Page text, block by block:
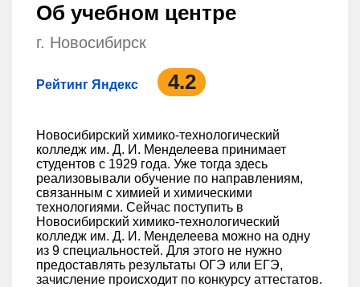
Об учебном центре
г. Новосибирск
Рейтинг Яндекс 4.2
Новосибирский химико-технологический
колледж им. Д. И. Менделеева принимает
студентов с 1929 года. Уже тогда здесь
реализовывали обучение по направлениям,
связанным с химией и химическими
технологиями. Сейчас поступить в
Новосибирский химико-технологический
колледж им. Д. И. Менделеева можно на одну
из 9 специальностей. Для этого не нужно
предоставлять результаты ОГЭ или ЕГЭ,
зачисление происходит по конкурсу аттестатов.